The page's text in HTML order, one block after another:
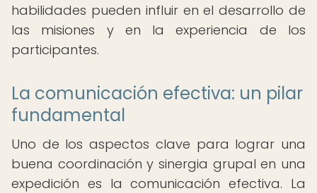
habilidades pueden influir en el desarrollo de
las misiones y en la experiencia de los
participantes.
La comunicación efectiva: un pilar
fundamental
Uno de los aspectos clave para lograr una
buena coordinación y sinergia grupal en una
expedición es la comunicación efectiva. La